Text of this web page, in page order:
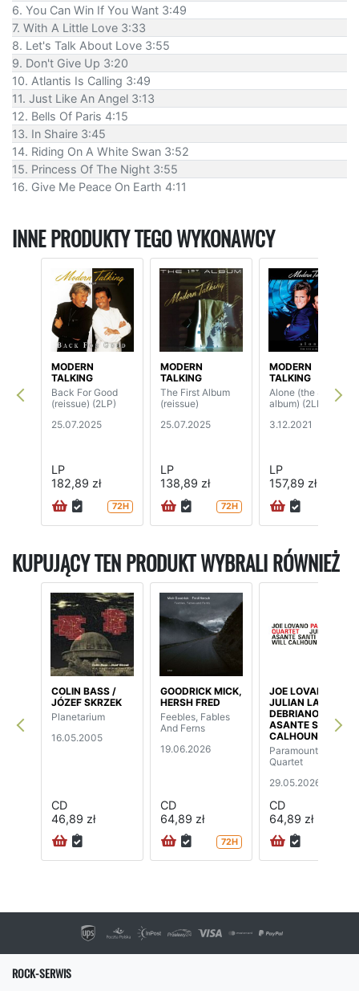
6. You Can Win If You Want 3:49
7. With A Little Love 3:33
8. Let's Talk About Love 3:55
9. Don't Give Up 3:20
10. Atlantis Is Calling 3:49
11. Just Like An Angel 3:13
12. Bells Of Paris 4:15
13. In Shaire 3:45
14. Riding On A White Swan 3:52
15. Princess Of The Night 3:55
16. Give Me Peace On Earth 4:11
INNE PRODUKTY TEGO WYKONAWCY
MODERN
TALKING
Back For Good
(reissue) (2LP)
25.07.2025
LP
182,89 zł
72H
MODERN
TALKING
The First Album
(reissue)
25.07.2025
LP
138,89 zł
72H
MODERN
TALKING
Alone (the 8th
album) (2LP)
3.12.2021
LP
157,89 zł
KUPUJĄCY TEN PRODUKT WYBRALI RÓWNIEŻ
COLIN BASS /
JÓZEF SKRZEK
Planetarium
16.05.2005
CD
46,89 zł
GOODRICK MICK,
HERSH FRED
Feebles, Fables
And Ferns
19.06.2026
CD
64,89 zł
72H
JOE LOVANO /
JULIAN LAGE /
DEBRIANO,
ASANTE SANTI /
CALHOUN, WILL
Paramount
Quartet
29.05.2026
CD
64,89 zł
ROCK-SERWIS